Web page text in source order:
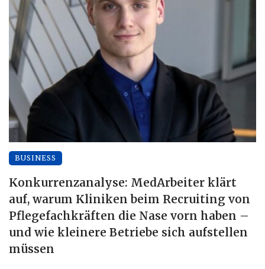
BUSINESS
Konkurrenzanalyse: MedArbeiter klärt
auf, warum Kliniken beim Recruiting von
Pflegefachkräften die Nase vorn haben –
und wie kleinere Betriebe sich aufstellen
müssen